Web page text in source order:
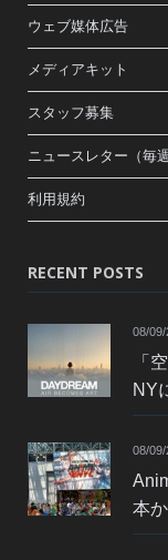
ウェブ媒体広告
メディアキット
スタッフ募集
ニュースレター（毎
利用規約
RECENT POSTS
08/09/
「
NY
08/09/
本